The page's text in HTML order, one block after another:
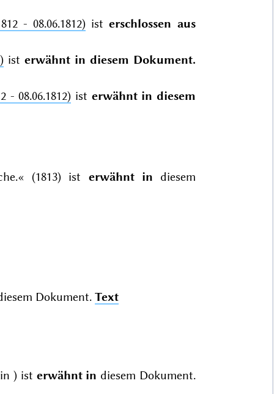
- 08.06.1812) isterschlossen aus
ist erwähnt in diesem Dokument.
- 08.06.1812) ist erwähnt in diesem
(1813) ist erwähnt in diesem
Dokument. Text
) ist erwähnt in diesem Dokument.